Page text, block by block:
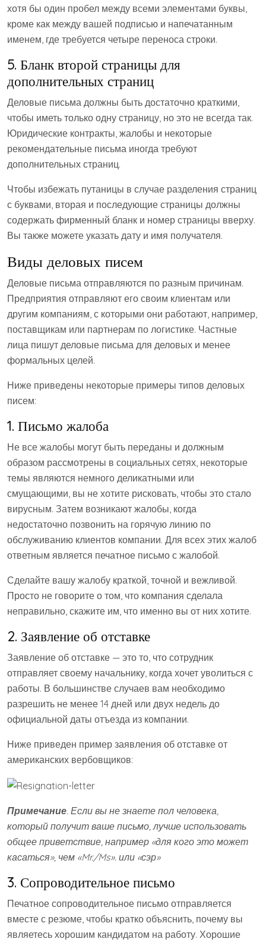
хотя бы один пробел между всеми элементами буквы,
кроме как между вашей подписью и напечатанным
именем, где требуется четыре переноса строки.
5. Бланк второй страницы для
дополнительных страниц
Деловые письма должны быть достаточно краткими,
чтобы иметь только одну страницу, но это не всегда так.
Юридические контракты, жалобы и некоторые
рекомендательные письма иногда требуют
дополнительных страниц.
Чтобы избежать путаницы в случае разделения страниц
с буквами, вторая и последующие страницы должны
содержать фирменный бланк и номер страницы вверху.
Вы также можете указать дату и имя получателя.
Виды деловых писем
Деловые письма отправляются по разным причинам.
Предприятия отправляют его своим клиентам или
другим компаниям, с которыми они работают, например,
поставщикам или партнерам по логистике. Частные
лица пишут деловые письма для деловых и менее
формальных целей.
Ниже приведены некоторые примеры типов деловых
писем:
1. Письмо жалоба
Не все жалобы могут быть переданы и должным
образом рассмотрены в социальных сетях, некоторые
темы являются немного деликатными или
смущающими, вы не хотите рисковать, чтобы это стало
вирусным. Затем возникают жалобы, когда
недостаточно позвонить на горячую линию по
обслуживанию клиентов компании. Для всех этих жалоб
ответным является печатное письмо с жалобой.
Сделайте вашу жалобу краткой, точной и вежливой.
Просто не говорите о том, что компания сделала
неправильно, скажите им, что именно вы от них хотите.
2. Заявление об отставке
Заявление об отставке — это то, что сотрудник
отправляет своему начальнику, когда хочет уволиться с
работы. В большинстве случаев вам необходимо
разрешить не менее 14 дней или двух недель до
официальной даты отъезда из компании.
Ниже приведен пример заявления об отставке от
американских вербовщиков:
Примечание. Если вы не знаете пол человека,
который получит ваше письмо, лучше использовать
общее приветствие, например «для кого это может
касаться», чем «Mr./Ms». или «сэр»
3. Сопроводительное письмо
Печатное сопроводительное письмо отправляется
вместе с резюме, чтобы кратко объяснить, почему вы
являетесь хорошим кандидатом на работу. Хорошие